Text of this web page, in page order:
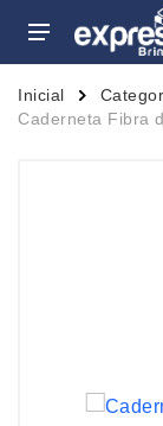
Inicial
Caderneta Fibra